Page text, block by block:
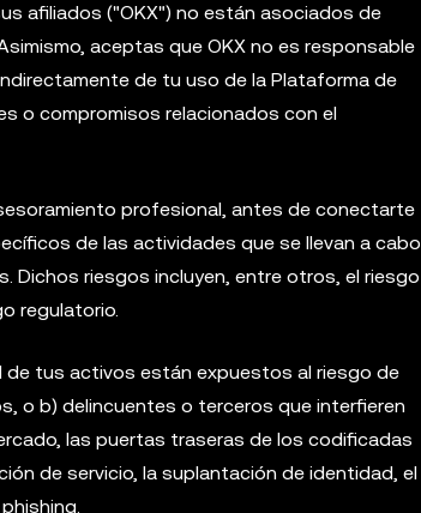
afiliados ("OKX") no están asociados de
aceptas que OKX no es responsable
de tu uso de la Plataforma de
o compromisos relacionados con el
profesional, antes de conectarte
de las actividades que se llevan a cabo
Dichos riesgos incluyen, entre otros, el riesgo
regulatorio.
tus activos están expuestos al riesgo de
o b) delincuentes o terceros que interfieren
las puertas traseras de los codificadas
de servicio, la suplantación de identidad, el